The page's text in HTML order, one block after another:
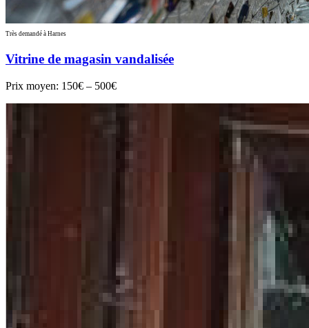
Très demandé à Harnes
Vitrine de magasin vandalisée
Prix moyen: 150€ – 500€